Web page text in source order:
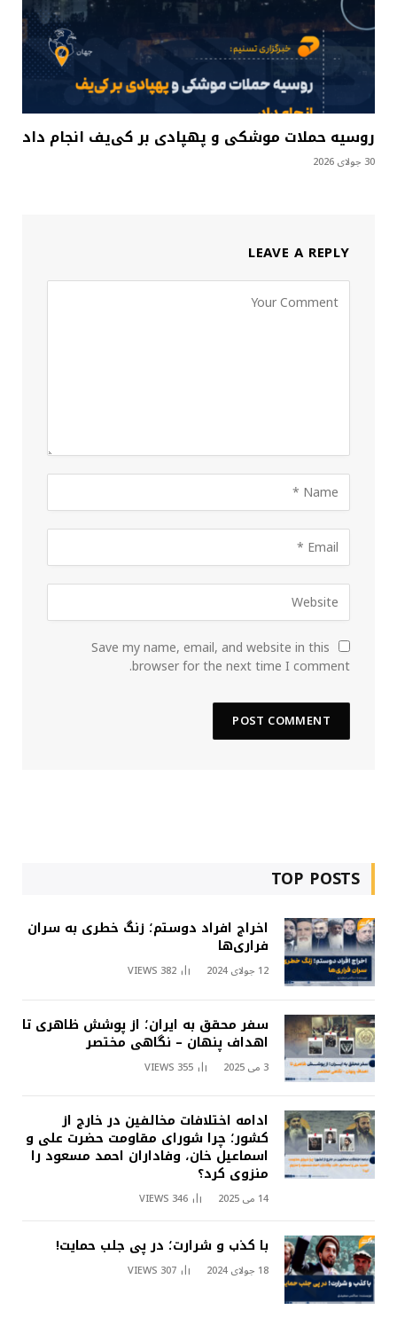
روسیه حملات موشکی و پهپادی بر کی‌یف انجام داد
30 جولای 2026
LEAVE A REPLY
Save my name, email, and website in this
browser for the next time I comment.
TOP POSTS
اخراج افراد دوستم؛ زنگ خطری به سران
فراری‌ها
12 جولای 2024 382
VIEWS
سفر محقق به ایران؛ از پوشش ظاهری تا
اهداف پنهان – نگاهی مختصر
3 می 2025 355
VIEWS
ادامه اختلافات مخالفین در خارج از
کشور؛ چرا شورای مقاومت حضرت علی و
اسماعیل خان، وفاداران احمد مسعود را
منزوی کرد؟
14 می 2025 346
VIEWS
با کذب و شرارت؛ در پی جلب حمایت!
18 جولای 2024 307
VIEWS